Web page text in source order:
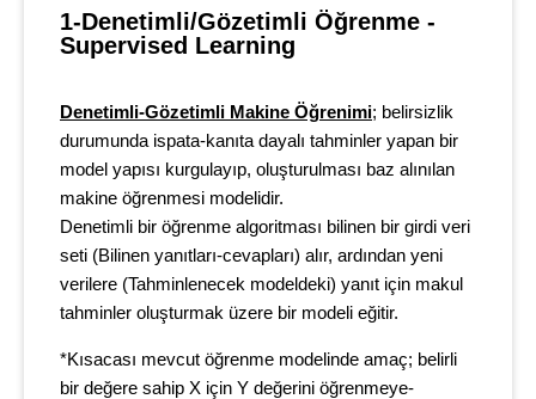
1-Denetimli/Gözetimli Öğrenme -
Supervised Learning
Denetimli-Gözetimli Makine Öğrenimi; belirsizlik
durumunda ispata-kanıta dayalı tahminler yapan bir
model yapısı kurgulayıp, oluşturulması baz alınılan
makine öğrenmesi modelidir.
Denetimli bir öğrenme algoritması bilinen bir girdi veri
seti (Bilinen yanıtları-cevapları) alır, ardından yeni
verilere (Tahminlenecek modeldeki) yanıt için makul
tahminler oluşturmak üzere bir modeli eğitir.
*Kısacası mevcut öğrenme modelinde amaç; belirli
bir değere sahip X için Y değerini öğrenmeye-